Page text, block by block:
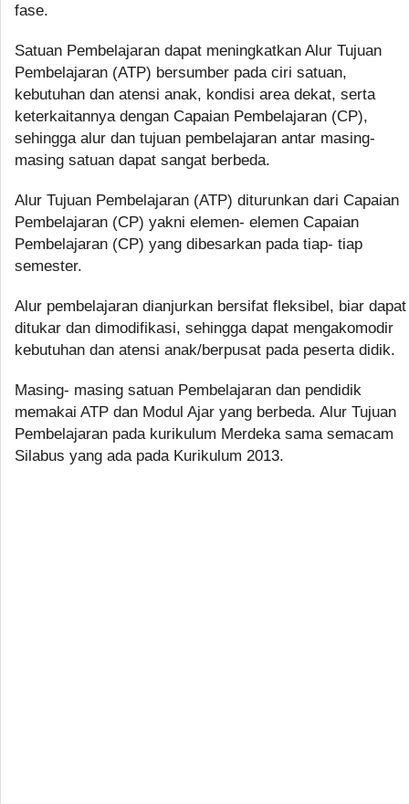
fase.
Satuan Pembelajaran dapat meningkatkan Alur Tujuan
Pembelajaran (ATP) bersumber pada ciri satuan,
kebutuhan dan atensi anak, kondisi area dekat, serta
keterkaitannya dengan Capaian Pembelajaran (CP),
sehingga alur dan tujuan pembelajaran antar masing-
masing satuan dapat sangat berbeda.
Alur Tujuan Pembelajaran (ATP) diturunkan dari Capaian
Pembelajaran (CP) yakni elemen- elemen Capaian
Pembelajaran (CP) yang dibesarkan pada tiap- tiap
semester.
Alur pembelajaran dianjurkan bersifat fleksibel, biar dapat
ditukar dan dimodifikasi, sehingga dapat mengakomodir
kebutuhan dan atensi anak/berpusat pada peserta didik.
Masing- masing satuan Pembelajaran dan pendidik
memakai ATP dan Modul Ajar yang berbeda. Alur Tujuan
Pembelajaran pada kurikulum Merdeka sama semacam
Silabus yang ada pada Kurikulum 2013.